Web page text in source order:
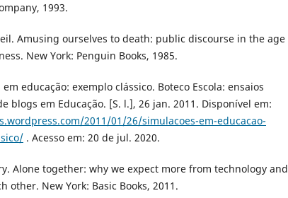
1993.
Amusing ourselves to death: public discourse in the age
New York: Penguin Books, 1985.
em educação: exemplo clássico. Boteco Escola: ensaios
blogs em Educação. [S. l.], 26 jan. 2011. Disponível em:
2011/01/26/simulacoes-em-educacao-
. Acesso em: 20 de jul. 2020.
Alone together: why we expect more from technology and
other. New York: Basic Books, 2011.